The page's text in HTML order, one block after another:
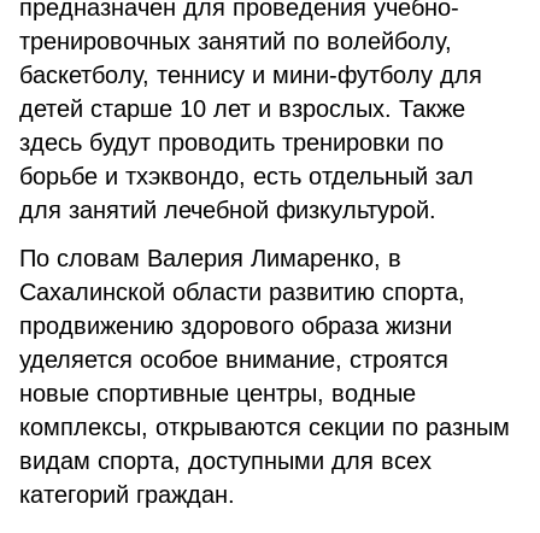
предназначен для проведения учебно-
тренировочных занятий по волейболу,
баскетболу, теннису и мини-футболу для
детей старше 10 лет и взрослых. Также
здесь будут проводить тренировки по
борьбе и тхэквондо, есть отдельный зал
для занятий лечебной физкультурой.
По словам Валерия Лимаренко, в
Сахалинской области развитию спорта,
продвижению здорового образа жизни
уделяется особое внимание, строятся
новые спортивные центры, водные
комплексы, открываются секции по разным
видам спорта, доступными для всех
категорий граждан.